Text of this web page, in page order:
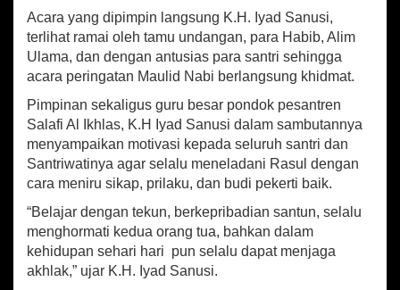
a
i
A
l
-
I
h
l
a
P
e
r
i
Acara yang dipimpin langsung K.H. Iyad Sanusi,
terlihat ramai oleh tamu undangan, para Habib, Alim
Ulama, dan dengan antusias para santri sehingga
acara peringatan Maulid Nabi berlangsung khidmat.
Pimpinan sekaligus guru besar pondok pesantren
Salafi Al Ikhlas, K.H Iyad Sanusi dalam sambutannya
menyampaikan motivasi kepada seluruh santri dan
Santriwatinya agar selalu meneladani Rasul dengan
cara meniru sikap, prilaku, dan budi pekerti baik.
“Belajar dengan tekun, berkepribadian santun, selalu
menghormati kedua orang tua, bahkan dalam
kehidupan sehari hari pun selalu dapat menjaga
akhlak,” ujar K.H. Iyad Sanusi.